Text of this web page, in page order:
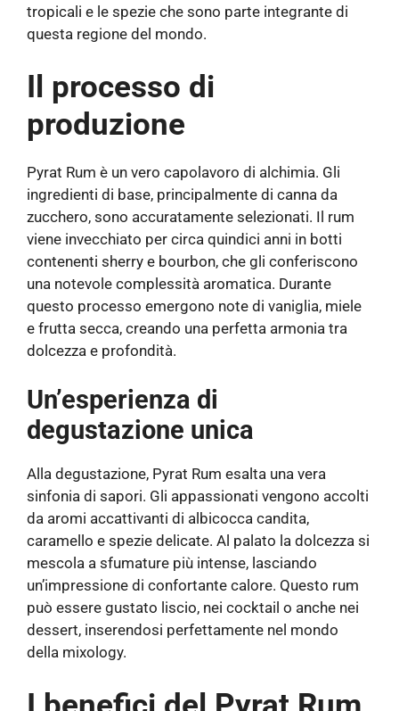
tropicali e le spezie che sono parte integrante di
questa regione del mondo.
Il processo di
produzione
Pyrat Rum è un vero capolavoro di alchimia. Gli
ingredienti di base, principalmente di canna da
zucchero, sono accuratamente selezionati. Il rum
viene invecchiato per circa quindici anni in botti
contenenti sherry e bourbon, che gli conferiscono
una notevole complessità aromatica. Durante
questo processo emergono note di vaniglia, miele
e frutta secca, creando una perfetta armonia tra
dolcezza e profondità.
Un’esperienza di
degustazione unica
Alla degustazione, Pyrat Rum esalta una vera
sinfonia di sapori. Gli appassionati vengono accolti
da aromi accattivanti di albicocca candita,
caramello e spezie delicate. Al palato la dolcezza si
mescola a sfumature più intense, lasciando
un’impressione di confortante calore. Questo rum
può essere gustato liscio, nei cocktail o anche nei
dessert, inserendosi perfettamente nel mondo
della mixology.